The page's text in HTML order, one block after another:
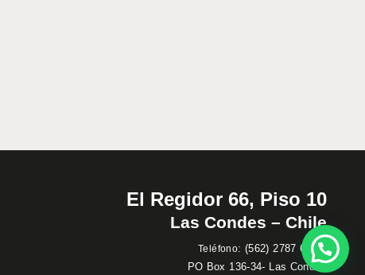
El Regidor 66, Piso 10
Las Condes – Chile
Teléfono: (562) 2787 60 00
PO Box 136-34- Las Condes